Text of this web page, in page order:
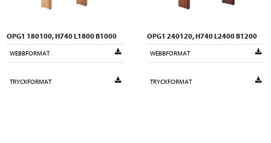
OPG1 180100, H740 L1800 B1000
WEBBFORMAT
TRYCKFORMAT
OPG1 240120, H740 L2400 B1200
WEBBFORMAT
TRYCKFORMAT